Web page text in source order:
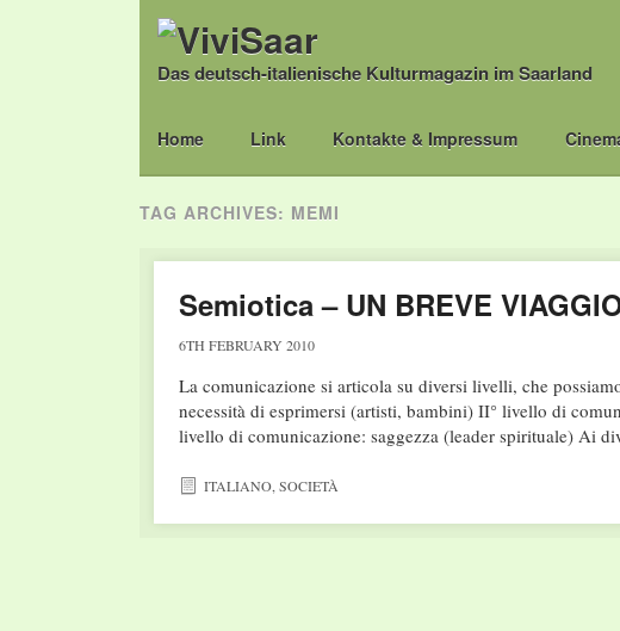
Das deutsch-italienische Kulturmagazin im Saarland
Main menu
Skip
Home Link Kontakte & Impressum
TAG ARCHIVES: MEMI
Semiotica – UN BREVE
6TH FEBRUARY 2010
La comunicazione si articola su diversi livelli, che
necessità di esprimersi (artisti, bambini) II° livello di
livello di comunicazione: saggezza (leader spirituale) Ai
ITALIANO,SOCIETÀ